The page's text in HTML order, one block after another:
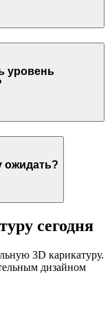
уровень
ожидать?
сегодня
3D карикатуру.
дизайном